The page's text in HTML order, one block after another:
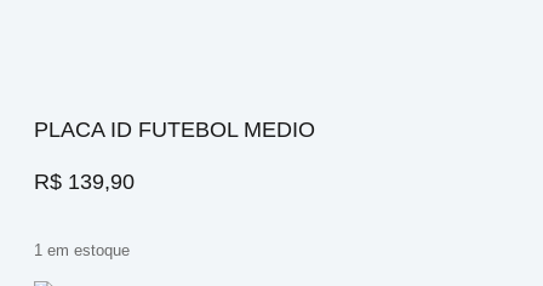
PLACA ID FUTEBOL MEDIO
R$ 139,90
1 em estoque